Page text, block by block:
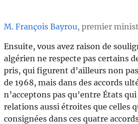
M. François Bayrou, premier
Ensuite, vous avez raison de
algérien ne respecte pas certains
pris, qui figurent d’ailleurs non
de 1968, mais dans des accords
n’acceptons pas qu’entre États
relations aussi étroites que celles
consignées dans ces quatre